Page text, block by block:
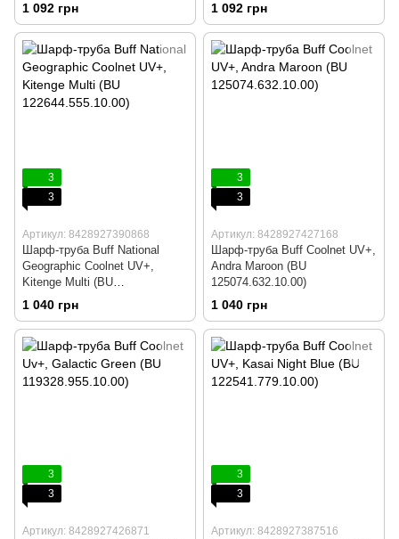
1 092 грн 1 092 грн
3
3
Артикул: 8428927390868
Шарф-труба Buff National
Geographic Coolnet UV+,
Kitenge Multi (BU
122644.555.10.00)
1 040 грн
3
3
Артикул: 8428927427168
Шарф-труба Buff Coolnet UV+,
Andra Maroon (BU
125074.632.10.00)
1 040 грн
3
3
Артикул: 8428927426871
3
3
Артикул: 8428927387516